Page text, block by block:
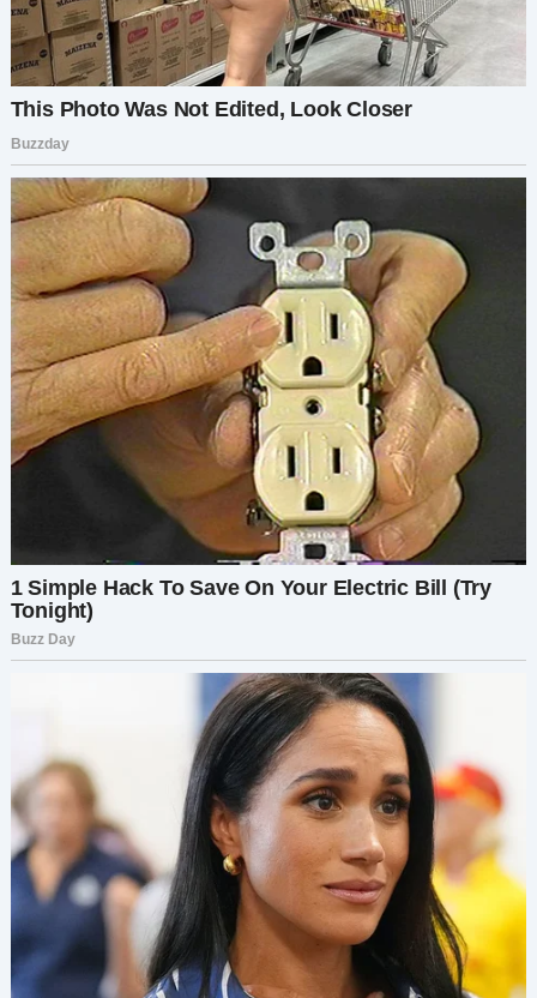
Когда я возвращалась к своему премиум-месту,
пара бросала в мою сторону злые взгляды.
Женщина прошипела:
— Думаете, вы такая умная, да?
Я пожала плечами:
— Я просто захотела вернуть своё место. Ах да,
и советую вам по прилёте внимательно
проверить выписку по кредитной карте.
Говорят, покупки на борту могут обойтись
недёшево.
Её глаза расширились от ужаса:
— Что вы сделали?!
Я не ответила. Просто вернулась на своё
место, вытянула ноги и открыла ноутбук.
Обновила пост на форуме:
“Обновление: вернула своё место. И, кажется,
карма всё-таки догнала мошенников.”
Комментариев стало ещё больше. Люди были в
восторге от развязки. Один пользователь
предложил мне написать книгу о
путешествиях, другой пообещал купить мне
выпить, если когда-нибудь встретимся. Я
усмехнулась и закрыла ноутбук, чувствуя
глубокое удовлетворение.
Но история на этом не закончилась.
Когда мы приземлились, пара поспешно
покинула самолёт, стараясь избежать встречи